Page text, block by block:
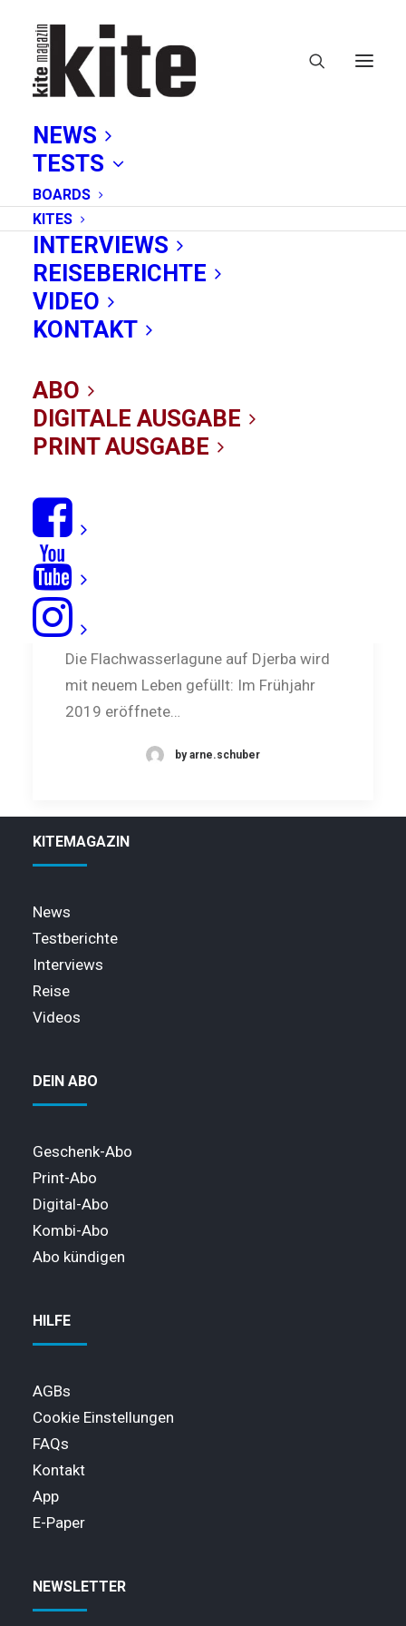
NEWS
TESTS
BOARDS
KITES
INTERVIEWS
REISEBERICHTE
VIDEO
KONTAKT
ABO
DIGITALE AUSGABE
PRINT AUSGABE
Tunesien
Djerba neu entdeckt
Die Flachwasserlagune auf Djerba wird
mit neuem Leben gefüllt: Im Frühjahr
2019 eröffnete…
by arne.schuber
KITEMAGAZIN
News
Testberichte
Interviews
Reise
Videos
DEIN ABO
Geschenk-Abo
Print-Abo
Digital-Abo
Kombi-Abo
Abo kündigen
HILFE
AGBs
Cookie Einstellungen
FAQs
Kontakt
App
E-Paper
NEWSLETTER